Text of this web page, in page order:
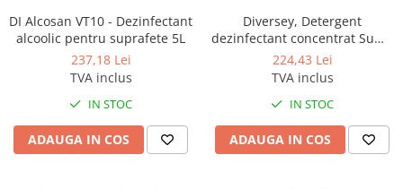
Monodiscuri profesionale
Detergenti profesionali
Accesorii detergenti, pompe,
pulverizatoare
Detergenti comerciali
DI Alcosan VT10 - Dezinfectant
alcoolic pentru suprafete 5L
237,18 Lei
TVA inclus
IN STOC
ADAUGA IN COS
Diversey, Detergent
dezinfectant concentrat Suma
Bac D10, 5L
224,43 Lei
TVA inclus
IN STOC
ADAUGA IN COS